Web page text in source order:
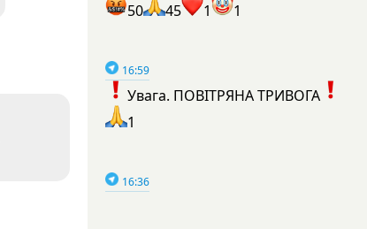
50
45 1 1
16:59
Увага. ПОВІТРЯНА ТРИВОГА
1
16:36